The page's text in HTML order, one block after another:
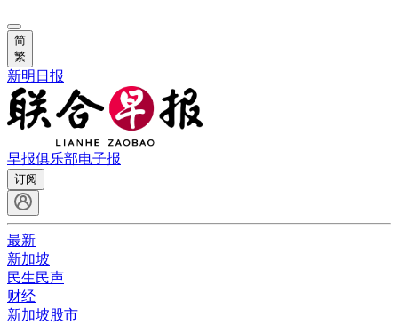
简
繁
新明日报
早报俱乐部电子报
订阅
最新
新加坡
民生民声
财经
新加坡股市